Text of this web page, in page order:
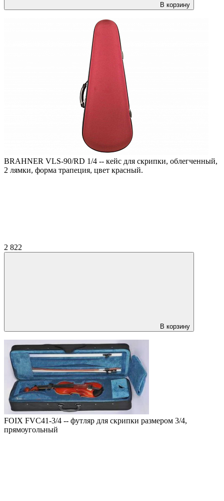
В корзину
BRAHNER VLS-90/RD 1/4 -- кейс для скрипки, облегченный,
2 лямки, форма трапеция, цвет красный.
2 822
В корзину
FOIX FVC41-3/4 -- футляр для скрипки размером 3/4,
прямоугольный